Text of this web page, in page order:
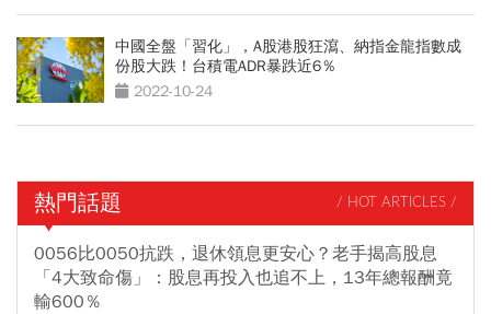
中國全盤「習化」，A股港股狂瀉、納指金龍指數成
份股大跌！台積電ADR暴跌近6％
2022-10-24
熱門話題 / HOT ARTICLES /
0056比0050抗跌，退休領息更安心？老手揭高股息
「4大致命傷」：股息再投入也追不上，13年總報酬竟
輸600％